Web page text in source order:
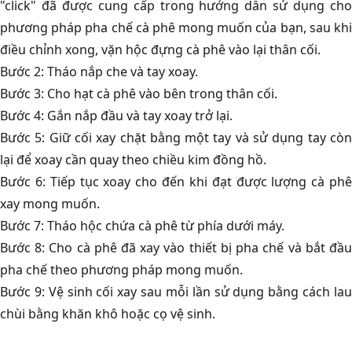
"click" đã được cung cấp trong hướng dẫn sử dụng cho
phương pháp pha chế cà phê mong muốn của bạn, sau khi
điều chỉnh xong, vặn hộc đựng cà phê vào lại thân cối.
Bước 2: Tháo nắp che và tay xoay.
Bước 3: Cho hạt cà phê vào bên trong thân cối.
Bước 4: Gắn nắp đầu và tay xoay trở lại.
Bước 5: Giữ cối xay chặt bằng một tay và sử dụng tay còn
lại để xoay cần quay theo chiều kim đồng hồ.
Bước 6: Tiếp tục xoay cho đến khi đạt được lượng cà phê
xay mong muốn.
Bước 7: Tháo hộc chứa cà phê từ phía dưới máy.
Bước 8: Cho cà phê đã xay vào thiết bị pha chế và bắt đầu
pha chế theo phương pháp mong muốn.
Bước 9: Vệ sinh cối xay sau mỗi lần sử dụng bằng cách lau
chùi bằng khăn khô hoặc cọ vệ sinh.